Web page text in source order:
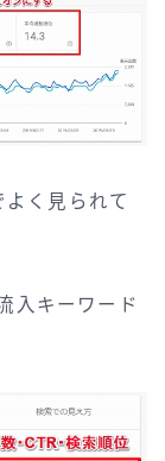
く見られて
入キーワード